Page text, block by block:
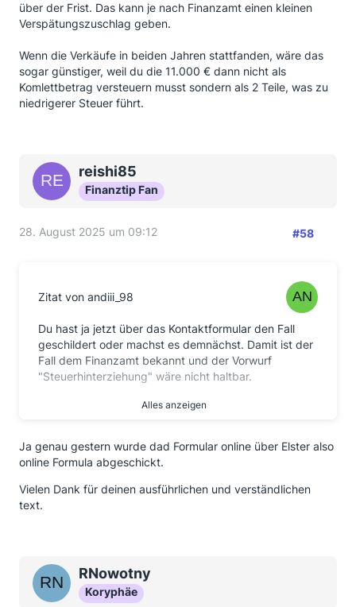
über der Frist. Das kann je nach Finanzamt einen kleinen
Verspätungszuschlag geben.
Wenn die Verkäufe in beiden Jahren stattfanden, wäre das
sogar günstiger, weil du die 11.000 € dann nicht als
Komlettbetrag versteuern musst sondern als 2 Teile, was zu
niedrigerer Steuer führt.
reishi85
Finanztip Fan
28. August 2025 um 09:12 #58
Zitat von andiii_98
Du hast ja jetzt über das Kontaktformular den Fall
geschildert oder machst es demnächst. Damit ist der
Fall dem Finanzamt bekannt und der Vorwurf
"Steuerhinterziehung" wäre nicht haltbar.
Wann hast du denn die Sachen verkauft? 2024 oder
Wenn 2025, dann läuft die Frist für die
Steuererklärung im Sommer 2026 ab. Dann bist du
sowieso noch im grünen Bereich.
Wenn die Verkäufe in beiden Jahren stattfanden,
wäre das sogar günstiger, weil du die 11.000 € dann
Alles anzeigen
Ja genau gestern wurde dad Formular online über Elster also
online Formula abgeschickt.
Vielen Dank für deinen ausführlichen und verständlichen
text.
RNowotny
Koryphäe